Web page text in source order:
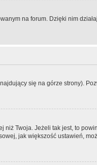
na forum. Dzięki nim
się na górze strony).
niż Twoja. Jeżeli tak jest, to
jak większość ustawień,